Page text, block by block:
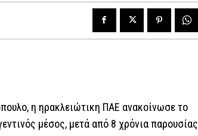
η ηρακλειώτικη ΠΑΕ ανακοίνωσε το
μέσος, μετά από 8 χρόνια παρουσίας